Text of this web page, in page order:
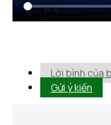
Lời bình của
Gửi ý kiến